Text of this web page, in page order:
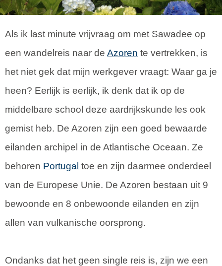
Als ik last minute vrijvraag om met Sawadee op
een wandelreis naar de Azoren te vertrekken, is
het niet gek dat mijn werkgever vraagt: Waar ga je
heen? Eerlijk is eerlijk, ik denk dat ik op de
middelbare school deze aardrijkskunde les ook
gemist heb. De Azoren zijn een goed bewaarde
eilanden archipel in de Atlantische Oceaan. Ze
behoren Portugal toe en zijn daarmee onderdeel
van de Europese Unie. De Azoren bestaan uit 9
bewoonde en 8 onbewoonde eilanden en zijn
allen van vulkanische oorsprong.
Ondanks dat het geen single reis is, zijn we een